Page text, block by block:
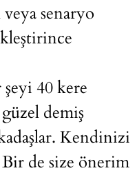
senaryo
40 kere
demiş
Kendinizi
Bir de size önerim